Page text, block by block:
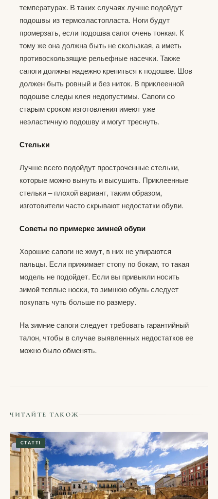
температурах. В таких случаях лучше подойдут
подошвы из термоэластопласта. Ноги будут
промерзать, если подошва сапог очень тонкая. К
тому же она должна быть не скользкая, а иметь
противоскользящие рельефные насечки. Также
сапоги должны надежно крепиться к подошве. Шов
должен быть ровный и без ниток. В приклеенной
подошве следы клея недопустимы. Сапоги со
старым сроком изготовления имеют уже
неэластичную подошву и могут треснуть.
Стельки
Лучше всего подойдут простроченные стельки,
которые можно вынуть и высушить. Приклеенные
стельки – плохой вариант, таким образом,
изготовители часто скрывают недостатки обуви.
Советы по примерке зимней обуви
Хорошие сапоги не жмут, в них не упираются
пальцы. Если прижимает стопу по бокам, то такая
модель не подойдет. Если вы привыкли носить
зимой теплые носки, то зимнюю обувь следует
покупать чуть больше по размеру.
На зимние сапоги следует требовать гарантийный
талон, чтобы в случае выявленных недостатков ее
можно было обменять.
ЧИТАЙТЕ ТАКОЖ
СТАТТІ